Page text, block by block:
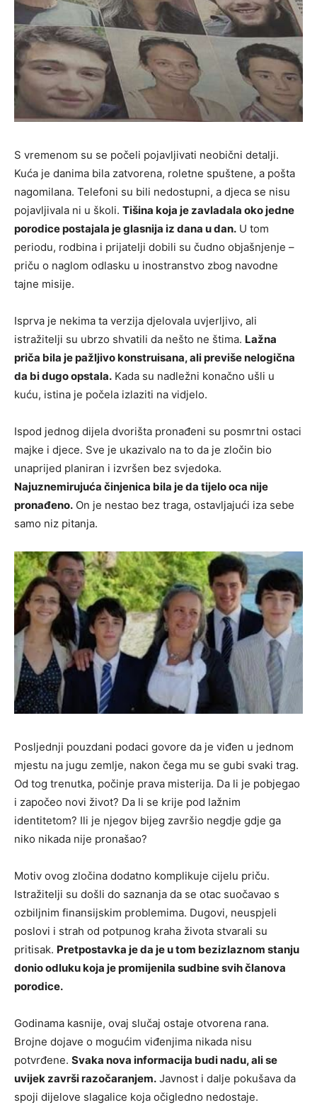
S vremenom su se počeli pojavljivati neobični detalji.
Kuća je danima bila zatvorena, roletne spuštene, a pošta
nagomilana. Telefoni su bili nedostupni, a djeca se nisu
pojavljivala ni u školi. Tišina koja je zavladala oko jedne
porodice postajala je glasnija iz dana u dan. U tom
periodu, rodbina i prijatelji dobili su čudno objašnjenje –
priču o naglom odlasku u inostranstvo zbog navodne
tajne misije.
Isprva je nekima ta verzija djelovala uvjerljivo, ali
istražitelji su ubrzo shvatili da nešto ne štima. Lažna
priča bila je pažljivo konstruisana, ali previše nelogična
da bi dugo opstala. Kada su nadležni konačno ušli u
kuću, istina je počela izlaziti na vidjelo.
Ispod jednog dijela dvorišta pronađeni su posmrtni ostaci
majke i djece. Sve je ukazivalo na to da je zločin bio
unaprijed planiran i izvršen bez svjedoka.
Najuznemirujuća činjenica bila je da tijelo oca nije
pronađeno. On je nestao bez traga, ostavljajući iza sebe
samo niz pitanja.
Posljednji pouzdani podaci govore da je viđen u jednom
mjestu na jugu zemlje, nakon čega mu se gubi svaki trag.
Od tog trenutka, počinje prava misterija. Da li je pobjegao
i započeo novi život? Da li se krije pod lažnim
identitetom? Ili je njegov bijeg završio negdje gdje ga
niko nikada nije pronašao?
Motiv ovog zločina dodatno komplikuje cijelu priču.
Istražitelji su došli do saznanja da se otac suočavao s
ozbiljnim finansijskim problemima. Dugovi, neuspjeli
poslovi i strah od potpunog kraha života stvarali su
pritisak. Pretpostavka je da je u tom bezizlaznom stanju
donio odluku koja je promijenila sudbine svih članova
porodice.
Godinama kasnije, ovaj slučaj ostaje otvorena rana.
Brojne dojave o mogućim viđenjima nikada nisu
potvrđene. Svaka nova informacija budi nadu, ali se
uvijek završi razočaranjem. Javnost i dalje pokušava da
spoji dijelove slagalice koja očigledno nedostaje.